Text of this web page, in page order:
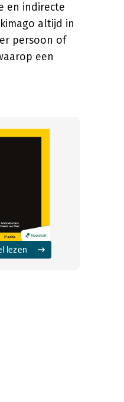
en indirecte
altijd in
persoon of
een
lezen